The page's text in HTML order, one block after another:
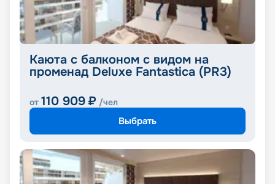
Каюта с балконом с видом на
променад Deluxe Fantastica (PR3)
от 110 909 ₽ /чел
Выбрать